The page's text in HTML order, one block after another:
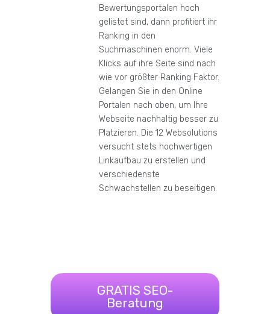
Bewertungsportalen hoch
gelistet sind, dann profitiert ihr
Ranking in den
Suchmaschinen enorm. Viele
Klicks auf ihre Seite sind nach
wie vor größter Ranking Faktor.
Gelangen Sie in den Online
Portalen nach oben, um Ihre
Webseite nachhaltig besser zu
Platzieren. Die 12 Websolutions
versucht stets hochwertigen
Linkaufbau zu erstellen und
verschiedenste
Schwachstellen zu beseitigen.
GRATIS SEO-
Beratung